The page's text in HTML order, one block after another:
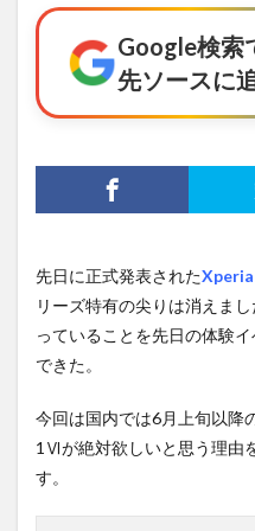
Google検索
先ソースに
先日に正式発表された
リーズ特有の尖りは消えま
っていることを先日の体験
できた。
今回は国内では6月上旬以降
1Ⅵが絶対欲しいと思う理由
す。